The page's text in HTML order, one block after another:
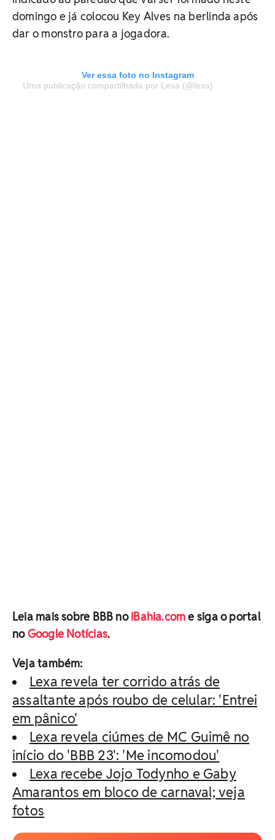
domingo e já colocou Key Alves na berlinda após
dar o monstro para a jogadora.
Ver essa foto no Instagram
Uma publicação compartilhada por Lexa (@lexa)
Leia mais sobre BBB noiBahia.come siga o portal
noGoogle Notícias.
Veja também:
Lexa revela ter corrido atrás de
assaltante após roubo de celular: 'Entrei
em pânico'
Lexa revela ciúmes de MC Guimê no
início do 'BBB 23': 'Me incomodou'
Lexa recebe Jojo Todynho e Gaby
Amarantos em bloco de carnaval; veja
fotos